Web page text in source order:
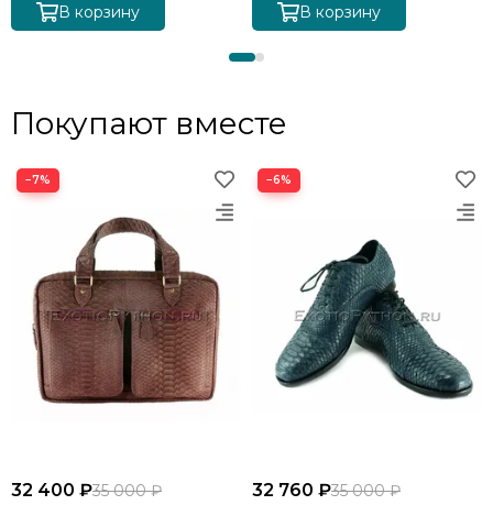
В корзину В корзину
Покупают вместе
−7%
32 400 ₽35 000 ₽
−6%
32 760 ₽35 000 ₽